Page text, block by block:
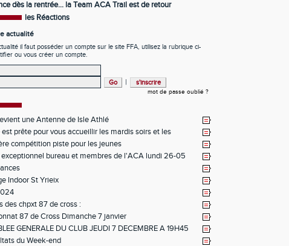
dès la rentrée... la Team ACA Trail est de retour
les Réactions
actualité
il faut posséder un compte sur le site FFA, utilisez la rubrique ci-
ou vous créer un compte.
|
mot de passe oublié ?
une Antenne de Isle Athlé
est prête pour vous accueillir les mardis soirs et les
pour la saison 2026 2027
compétition piste pour les jeunes
exceptionnel bureau et membres de l'ACA lundi 26-05
Indoor St Yrieix
des chpxt 87 de cross :
87 de Cross Dimanche 7 janvier
GENERALE DU CLUB JEUDI 7 DECEMBRE A 19H45
du Week-end